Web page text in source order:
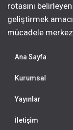
rotasını
geliştirmek
mücadele
Ana Sayfa
Kurumsal
Yayınlar
İletişim